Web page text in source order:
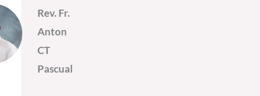
Rev. Fr.
Anton
CT
Pascual